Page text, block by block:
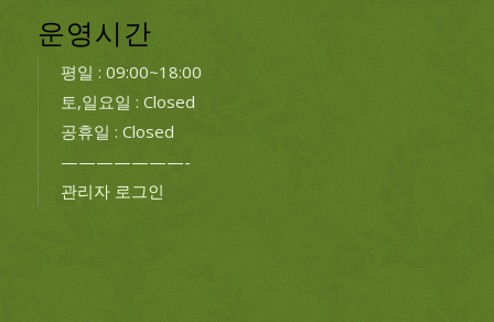
운영시간
평일 : 09:00~18:00
토,일요일 : Closed
공휴일 : Closed
———————-
관리자 로그인